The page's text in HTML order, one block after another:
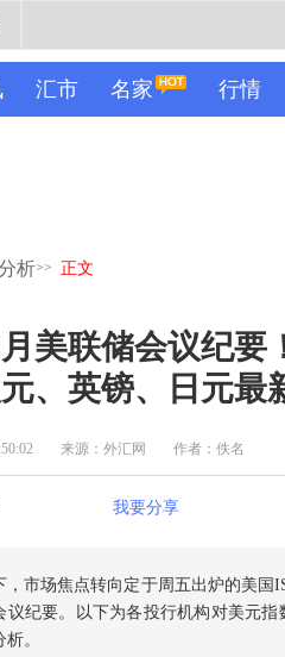
汇市 名家 行情
析>> 正文
美联储会议纪要
、英镑、日元最
来源：外汇网 作者：佚名
我要分享
，市场焦点转向定于周五出炉的美国
议纪要。以下为各投行机构对美元
。